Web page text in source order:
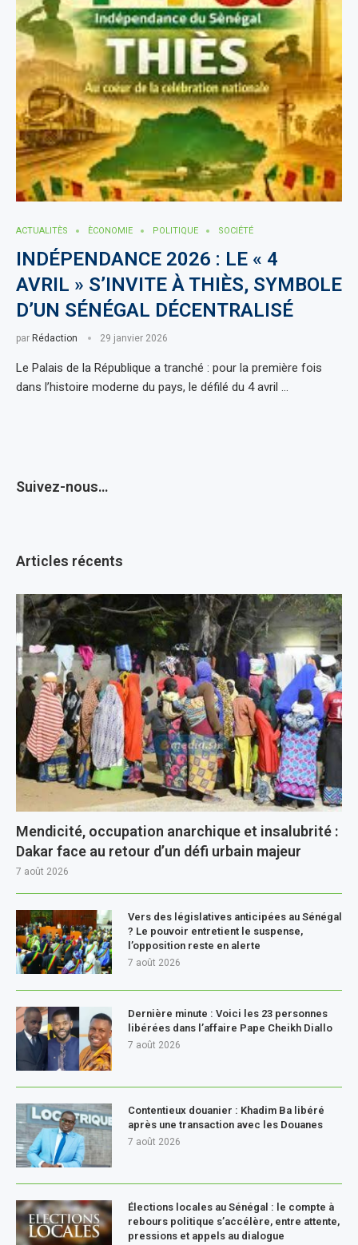
ACTUALITÈS ÈCONOMIE POLITIQUE SOCIÉTÉ
INDÉPENDANCE 2026 : LE « 4
AVRIL » S’INVITE À THIÈS, SYMBOLE
D’UN SÉNÉGAL DÉCENTRALISÉ
par Rédaction 29 janvier 2026
Le Palais de la République a tranché : pour la première fois
dans l’histoire moderne du pays, le défilé du 4 avril …
Suivez-nous…
Articles récents
Mendicité, occupation anarchique et insalubrité :
Dakar face au retour d’un défi urbain majeur
7 août 2026
Vers des législatives anticipées au Sénégal
? Le pouvoir entretient le suspense,
l’opposition reste en alerte
7 août 2026
Dernière minute : Voici les 23 personnes
libérées dans l’affaire Pape Cheikh Diallo
7 août 2026
Contentieux douanier : Khadim Ba libéré
après une transaction avec les Douanes
7 août 2026
Élections locales au Sénégal : le compte à
rebours politique s’accélère, entre attente,
pressions et appels au dialogue